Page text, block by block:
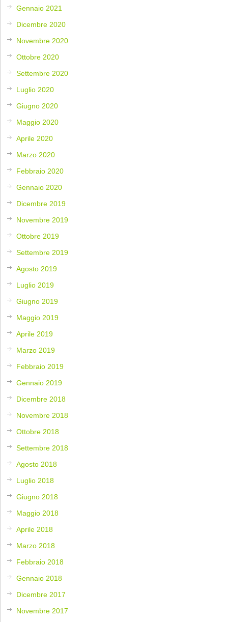
Gennaio 2021
Dicembre 2020
Novembre 2020
Ottobre 2020
Settembre 2020
Luglio 2020
Giugno 2020
Maggio 2020
Aprile 2020
Marzo 2020
Febbraio 2020
Gennaio 2020
Dicembre 2019
Novembre 2019
Ottobre 2019
Settembre 2019
Agosto 2019
Luglio 2019
Giugno 2019
Maggio 2019
Aprile 2019
Marzo 2019
Febbraio 2019
Gennaio 2019
Dicembre 2018
Novembre 2018
Ottobre 2018
Settembre 2018
Agosto 2018
Luglio 2018
Giugno 2018
Maggio 2018
Aprile 2018
Marzo 2018
Febbraio 2018
Gennaio 2018
Dicembre 2017
Novembre 2017